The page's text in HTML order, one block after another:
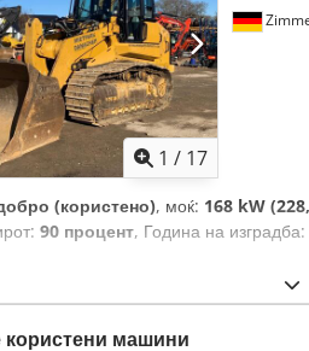
1 / 17
(користено), моќ: 168 kW
90 процент, Година на изградба:
користени машини